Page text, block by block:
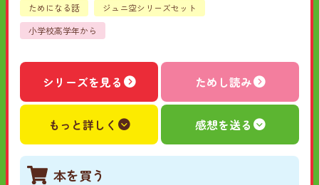
ためになる話
ジュニ空シリーズセット
小学校高学年から
シリーズを見る ためし読み
もっと詳しく 感想を送る
本を買う